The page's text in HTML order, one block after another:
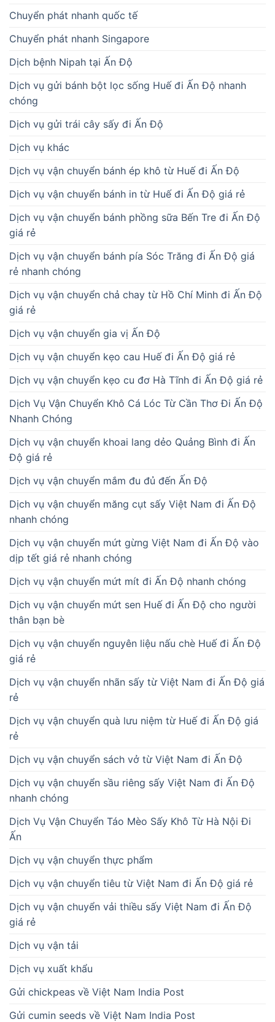
Chuyển phát nhanh quốc tế
Chuyển phát nhanh Singapore
Dịch bệnh Nipah tại Ấn Độ
Dịch vụ gửi bánh bột lọc sống Huế đi Ấn Độ nhanh
chóng
Dịch vụ gửi trái cây sấy đi Ấn Độ
Dịch vụ khác
Dịch vụ vận chuyển bánh ép khô từ Huế đi Ấn Độ
Dịch vụ vận chuyển bánh in từ Huế đi Ấn Độ giá rẻ
Dịch vụ vận chuyển bánh phồng sữa Bến Tre đi Ấn Độ
giá rẻ
Dịch vụ vận chuyển bánh pía Sóc Trăng đi Ấn Độ giá
rẻ nhanh chóng
Dịch vụ vận chuyển chả chay từ Hồ Chí Minh đi Ấn Độ
giá rẻ
Dịch vụ vận chuyển gia vị Ấn Độ
Dịch vụ vận chuyển kẹo cau Huế đi Ấn Độ giá rẻ
Dịch vụ vận chuyển kẹo cu đơ Hà Tĩnh đi Ấn Độ giá rẻ
Dịch Vụ Vận Chuyển Khô Cá Lóc Từ Cần Thơ Đi Ấn Độ
Nhanh Chóng
Dịch vụ vận chuyển khoai lang dẻo Quảng Bình đi Ấn
Độ giá rẻ
Dịch vụ vận chuyển mắm đu đủ đến Ấn Độ
Dịch vụ vận chuyển măng cụt sấy Việt Nam đi Ấn Độ
nhanh chóng
Dịch vụ vận chuyển mứt gừng Việt Nam đi Ấn Độ vào
dịp tết giá rẻ nhanh chóng
Dịch vụ vận chuyển mứt mít đi Ấn Độ nhanh chóng
Dịch vụ vận chuyển mứt sen Huế đi Ấn Độ cho người
thân bạn bè
Dịch vụ vận chuyển nguyên liệu nấu chè Huế đi Ấn Độ
giá rẻ
Dịch vụ vận chuyển nhãn sấy từ Việt Nam đi Ấn Độ giá
rẻ
Dịch vụ vận chuyển quà lưu niệm từ Huế đi Ấn Độ giá
rẻ
Dịch vụ vận chuyển sách vở từ Việt Nam đi Ấn Độ
Dịch vụ vận chuyển sầu riêng sấy Việt Nam đi Ấn Độ
nhanh chóng
Dịch Vụ Vận Chuyển Táo Mèo Sấy Khô Từ Hà Nội Đi
Ấn
Dịch vụ vận chuyển thực phẩm
Dịch vụ vận chuyển tiêu từ Việt Nam đi Ấn Độ giá rẻ
Dịch vụ vận chuyển vải thiều sấy Việt Nam đi Ấn Độ
giá rẻ
Dịch vụ vận tải
Dịch vụ xuất khẩu
Gửi chickpeas về Việt Nam India Post
Gửi cumin seeds về Việt Nam India Post